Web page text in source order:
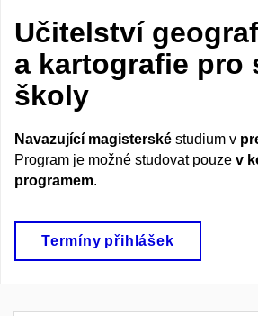
Učitelství
a kartografie pro
školy
Navazující magisterské studium v
Program je možné studovat pouze v
programem.
Termíny přihlášek